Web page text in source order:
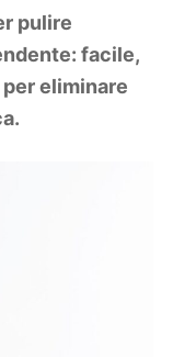
pulire
facile,
eliminare